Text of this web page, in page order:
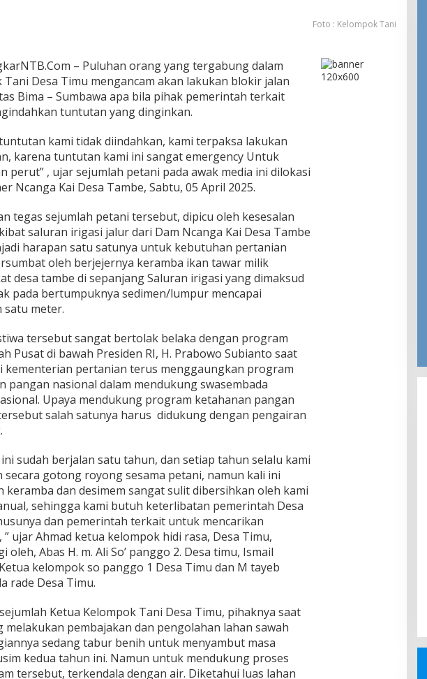
Foto : Kelompok Tani
– Puluhan orang yang tergabung dalam
Tani Desa Timu mengancam akan lakukan blokir jalan
Bima – Sumbawa apa bila pihak pemerintah terkait
tuntutan yang dinginkan.
kami tidak diindahkan, kami terpaksa lakukan
karena tuntutan kami ini sangat emergency Untuk
perut” , ujar sejumlah petani pada awak media ini dilokasi
Ncanga Kai Desa Tambe, Sabtu, 05 April 2025.
tegas sejumlah petani tersebut, dipicu oleh kesesalan
saluran irigasi jalur dari Dam Ncanga Kai Desa Tambe
harapan satu satunya untuk kebutuhan pertanian
oleh berjejernya keramba ikan tawar milik
desa tambe di sepanjang Saluran irigasi yang dimaksud
pada bertumpuknya sedimen/lumpur mencapai
satu meter.
tersebut sangat bertolak belaka dengan program
Pusat di bawah Presiden RI, H. Prabowo Subianto saat
kementerian pertanian terus menggaungkan program
pangan nasional dalam mendukung swasembada
Upaya mendukung program ketahanan pangan
salah satunya harus didukung dengan pengairan
ini sudah berjalan satu tahun, dan setiap tahun selalu kami
secara gotong royong sesama petani, namun kali ini
keramba dan desimem sangat sulit dibersihkan oleh kami
sehingga kami butuh keterlibatan pemerintah Desa
dan pemerintah terkait untuk mencarikan
” ujar Ahmad ketua kelompok hidi rasa, Desa Timu,
oleh, Abas H. m. Ali So’ panggo 2. Desa timu, Ismail
kelompok so panggo 1 Desa Timu dan M tayeb
rade Desa Timu.
Ketua Kelompok Tani Desa Timu, pihaknya saat
melakukan pembajakan dan pengolahan lahan sawah
sedang tabur benih untuk menyambut masa
kedua tahun ini. Namun untuk mendukung proses
tersebut, terkendala dengan air. Diketahui luas lahan